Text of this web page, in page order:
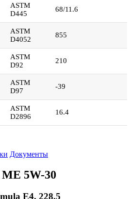
ASTM
D445
68/11.6
ASTM
D4052
855
ASTM
D92
210
ASTM
D97
-39
ASTM
D2896
16.4
Документы
5W-30
E4, 228.5